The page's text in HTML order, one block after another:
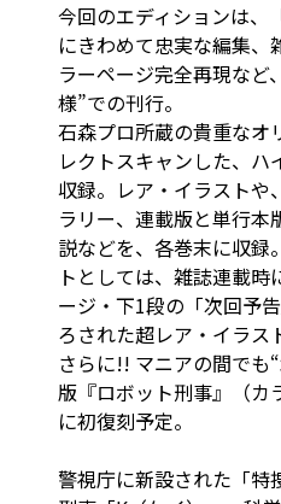
今回のエディションは、
にきわめて忠実な編集、
ラーページ完全再現など
様”での刊行。
石森プロ所蔵の貴重なオ
レクトスキャンした、ハ
収録。レア・イラストや
ラリー、連載版と単行本
説などを、各巻末に収録
トとしては、雑誌連載
ージ・下1段の「次回予
ろされた超レア・イラス
さらに!! マニアの間でも
版『ロボット刑事』（カ
に初復刻予定。
警視庁に新設された「特